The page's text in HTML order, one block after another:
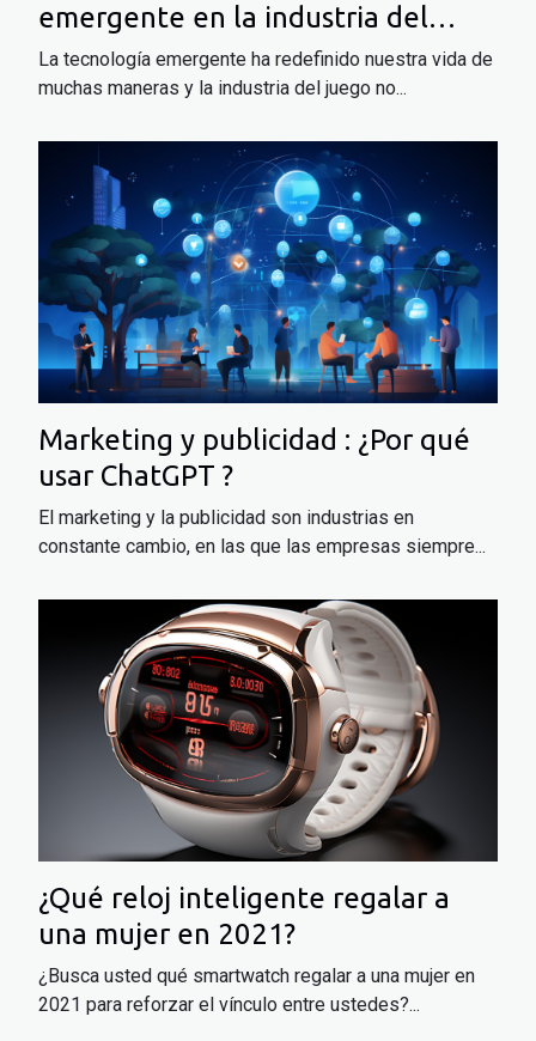
emergente en la industria del
juego
La tecnología emergente ha redefinido nuestra vida de
muchas maneras y la industria del juego no...
Marketing y publicidad : ¿Por qué
usar ChatGPT ?
El marketing y la publicidad son industrias en
constante cambio, en las que las empresas siempre...
¿Qué reloj inteligente regalar a
una mujer en 2021?
¿Busca usted qué smartwatch regalar a una mujer en
2021 para reforzar el vínculo entre ustedes?...